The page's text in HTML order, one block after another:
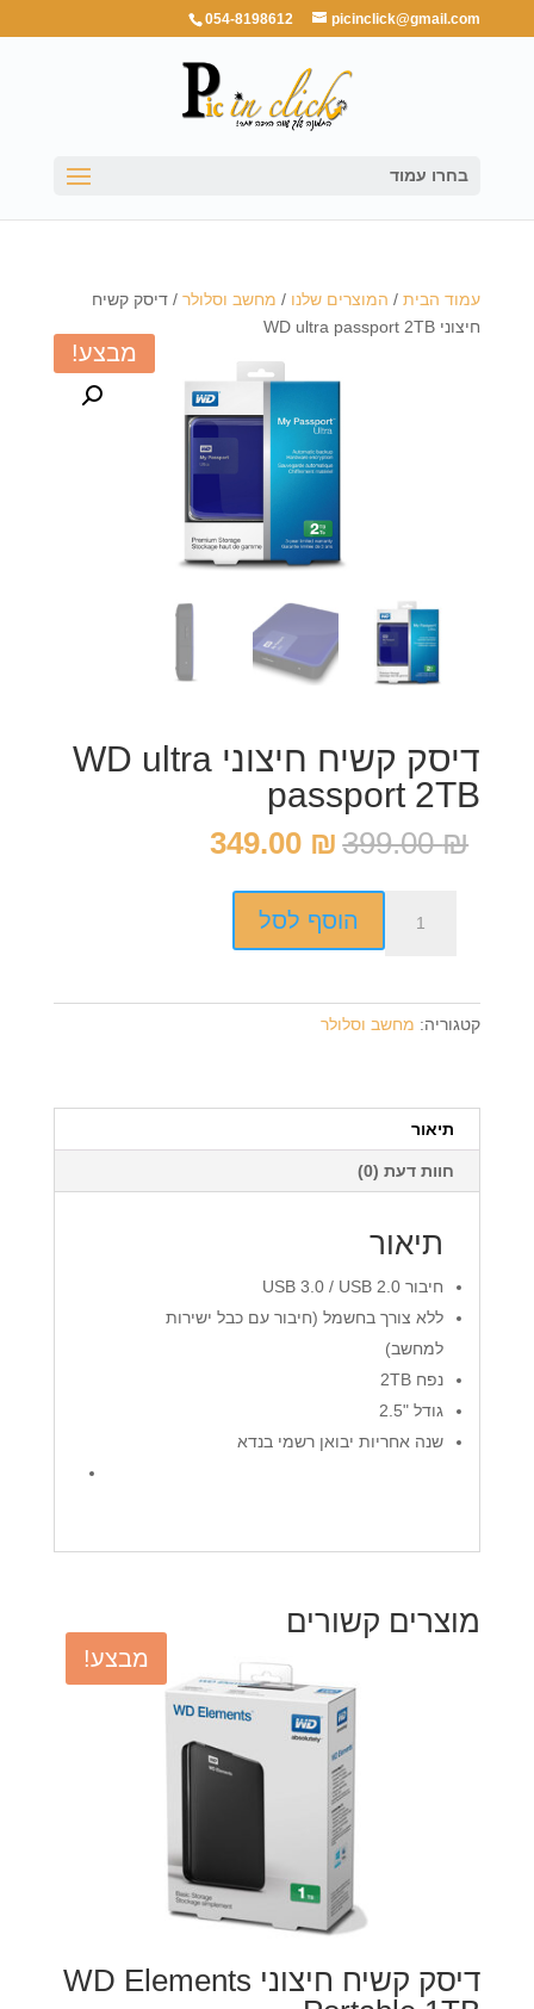
054-8198612 picinclick@gmail.com
בחרו עמוד
עמוד הבית/ המוצרים שלנו / מחשב וסלולר/ דיסק קשיח
חיצוני WD ultra passport 2TB
מבצע!
דיסק קשיח חיצוני WD ultra
passport 2TB
399.00₪ המחיר
היה:
399.00 ₪.
349.00 ₪ המחיר
2TB
הוסף לסל
קטגוריה: מחשב וסלולר
תיאור
חוות דעת (0)
תיאור
חיבור USB 3.0 / USB 2.0
ללא צורך בחשמל (חיבור עם כבל ישירות
למחשב)
נפח 2TB
גודל "2.5
שנה אחריות יבואן רשמי בנדא
מוצרים קשורים
מבצע!
דיסק קשיח חיצוני WD Elements